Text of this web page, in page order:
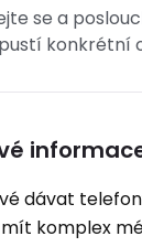
se a
konkrétní
dávat
komplex